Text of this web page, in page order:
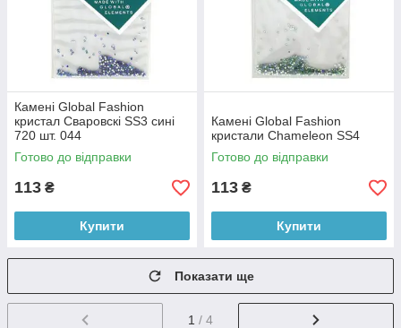
Камені Global Fashion
кристал Сваровскі SS3 сині
720 шт. 044
Готово до відправки
113 ₴
Купити
Камені Global Fashion
кристали Chameleon SS4
Готово до відправки
113 ₴
Купити
Показати ще
1 / 4